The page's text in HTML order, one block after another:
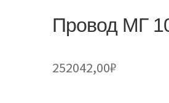
Провод МГ
252042,00₽